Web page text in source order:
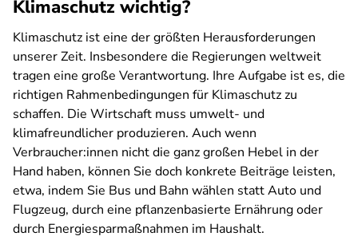
Klimaschutz wichtig?
Klimaschutz ist eine der größten Herausforderungen
unserer Zeit. Insbesondere die Regierungen weltweit
tragen eine große Verantwortung. Ihre Aufgabe ist es, die
richtigen Rahmenbedingungen für Klimaschutz zu
schaffen. Die Wirtschaft muss umwelt- und
klimafreundlicher produzieren. Auch wenn
Verbraucher:innen nicht die ganz großen Hebel in der
Hand haben, können Sie doch konkrete Beiträge leisten,
etwa, indem Sie Bus und Bahn wählen statt Auto und
Flugzeug, durch eine pflanzenbasierte Ernährung oder
durch Energiesparmaßnahmen im Haushalt.